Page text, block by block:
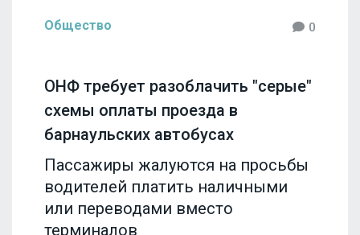
Общество 0
ОНФ требует разоблачить "серые"
схемы оплаты проезда в
барнаульских автобусах
Пассажиры жалуются на просьбы
водителей платить наличными
или переводами вместо
терминалов